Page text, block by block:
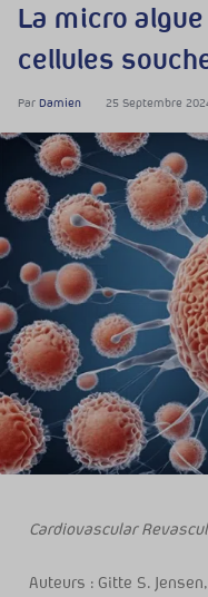
La micro
cellules
Par Damien 25 Septembre
Cardiovascular
Auteurs : Gitte S. Jensen,